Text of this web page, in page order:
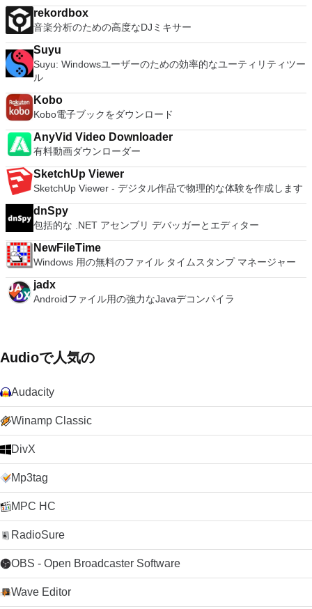
ーターを確認して接続できます。 VNC Connectを使用する
と、セッションはエンドツーエンドで暗号化されます。アプリ
はすぐに各コンピューターをパスワードで保護します。コンピ
ューターへのログインに使用するのと同じユーザー名とパスワ
ードを入力するだけです。 WIN 7,8,8.1,10をサポートしま
す。 VNC ViewerのMacバージョンをお探しですか？ここから
が改善されています。 GOMの独自のライブラリを介して、ま
たOpenSubtitles.orgとリンクすることで、多数の字幕を共有
およびダウンロードできます。字幕の配置、サイズ、同期設定
も自由に調整できます。 まれに、GOM Player Plusで一般的
でないビデオタイプがサポートされていないことがあります。
GOM Player PlusのCodec Finderサービスは、不足しているコ
ーデックを検索し、不足しているコーデックの詳細を読んだ
り、ダウンロードしたりできる場所に移動します。 高度な機
能： ABリピート。 画面キャプチャ。 メディアプレーヤーの
キャプチャ。 再生速度の制御。 ビデオエフェクト。 コーデッ
クファインダー。 GOM Player Plusを使用すると、単にビデ
じることができます。 GOM Player Plusは、GOM Player無料
版の次の進化版です。 GOM Player Plusは引き続きGOM
レードが追加されています。広告なし、簡単で迅速な使用のた
めのアップグレードされたUI、大幅なパフォーマンスアップグ
レード。 GOM Player無料版が好きなら、GOM Player Plusも
大好きです！
rekordbox
音楽分析のための高度なDJミキサー
Suyu
Suyu: Windowsユーザーのための効率的なユーティリティツー
ル
Kobo
Kobo電子ブックをダウンロード
AnyVid Video Downloader
有料動画ダウンローダー
SketchUp Viewer
SketchUp Viewer - デジタル作品で物理的な体験を作成します
dnSpy
包括的な .NET アセンブリ デバッガーとエディター
NewFileTime
Windows 用の無料のファイル タイムスタンプ マネージャー
jadx
Androidファイル用の強力なJavaデコンパイラ
Audioで人気の
Audacity
Winamp Classic
DivX
Mp3tag
MPC HC
RadioSure
OBS - Open Broadcaster Software
Wave Editor